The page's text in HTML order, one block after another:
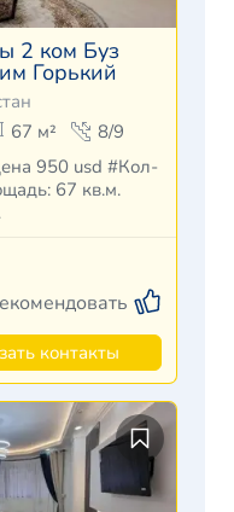
2 ком Буз
Горький
67 м²
8/9
67 кв.м.
контакты